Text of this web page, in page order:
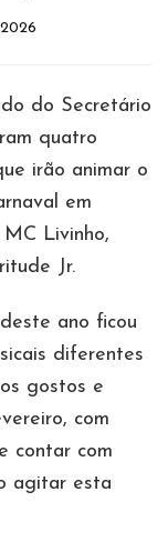
do Secretário
quatro
irão animar o
em
Livinho,
Jr.
ano ficou
diferentes
gostos e
com
contar com
agitar esta